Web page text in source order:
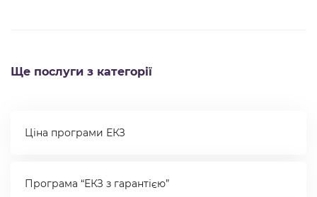
Ще послуги з категорії
Ціна програми ЕКЗ
Програма “ЕКЗ з гарантією”